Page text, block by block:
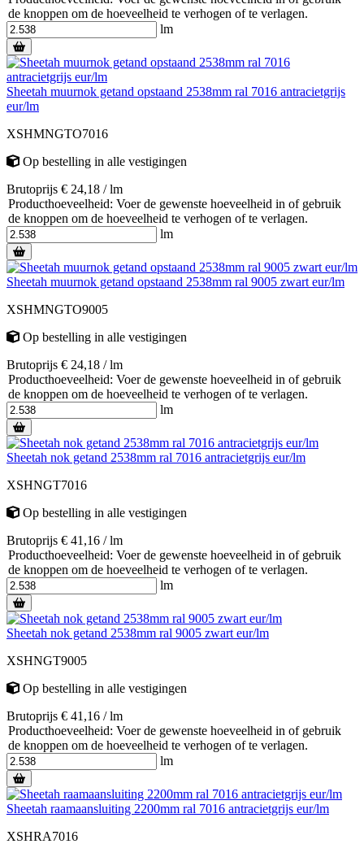
de knoppen om de hoeveelheid te verhogen of te verlagen.
lm
Sheetah muurnok getand opstaand 2538mm ral 7016 antracietgrijs
eur/lm
XSHMNGTO7016
Op bestelling in alle vestigingen
Brutoprijs € 24,18 / lm
Producthoeveelheid: Voer de gewenste hoeveelheid in of gebruik
de knoppen om de hoeveelheid te verhogen of te verlagen.
lm
Sheetah muurnok getand opstaand 2538mm ral 9005 zwart eur/lm
XSHMNGTO9005
Op bestelling in alle vestigingen
Brutoprijs € 24,18 / lm
Producthoeveelheid: Voer de gewenste hoeveelheid in of gebruik
de knoppen om de hoeveelheid te verhogen of te verlagen.
lm
Sheetah nok getand 2538mm ral 7016 antracietgrijs eur/lm
XSHNGT7016
Op bestelling in alle vestigingen
Brutoprijs € 41,16 / lm
Producthoeveelheid: Voer de gewenste hoeveelheid in of gebruik
de knoppen om de hoeveelheid te verhogen of te verlagen.
lm
Sheetah nok getand 2538mm ral 9005 zwart eur/lm
XSHNGT9005
Op bestelling in alle vestigingen
Brutoprijs € 41,16 / lm
Producthoeveelheid: Voer de gewenste hoeveelheid in of gebruik
de knoppen om de hoeveelheid te verhogen of te verlagen.
lm
Sheetah raamaansluiting 2200mm ral 7016 antracietgrijs eur/lm
XSHRA7016